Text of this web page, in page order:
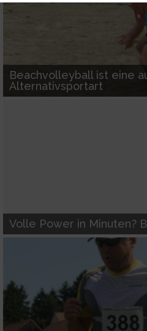
Beachvolleyball ist eine
Alternativsportart
Volle Power in Minuten?
Website/App.
Partnerliste anzeigen (1 IAB-
Wir nutzen Ihre Daten für folgende
IAB-Verarbeitungszwecke:
Speichern von oder Zugriff auf
auf einem Endgerät
Erstellung von Profilen zur
Verwendung von Profilen zur
personalisierter Inhalte
Messung der Werbeleistung